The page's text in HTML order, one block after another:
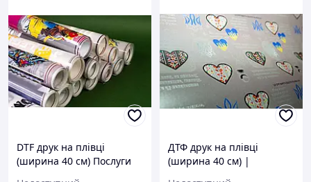
DTF друк на плівці
(ширина 40 см) Послуги
ДТФ друк на плівці
(ширина 40 см) |